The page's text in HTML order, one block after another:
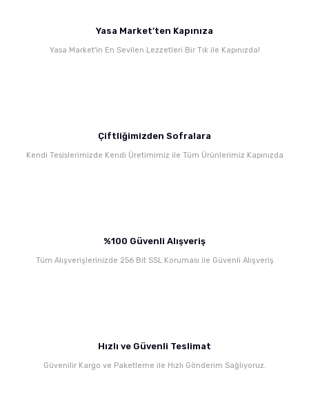
Ürün açıklamasında eksik bilgiler bulunuyor.
Yasa Market’ten Kapınıza
Yasa Market'in En Sevilen Lezzetleri Bir Tık ile Kapınızda!
Çiftliğimizden Sofralara
Kendi Tesislerimizde Kendi Üretimimiz ile Tüm Ürünlerimiz Kapınızda
%100 Güvenli Alışveriş
Tüm Alışverişlerinizde 256 Bit SSL Koruması ile Güvenli Alışveriş
Hızlı ve Güvenli Teslimat
Güvenilir Kargo ve Paketleme ile Hızlı Gönderim Sağlıyoruz.